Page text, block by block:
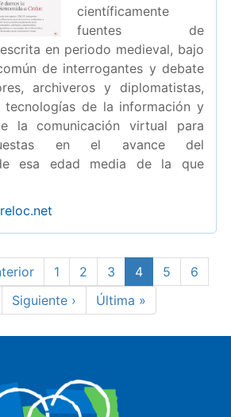
científicamente
fuentes de
en periodo medieval, bajo
de interrogantes y debate
archiveros y diplomatistas,
tecnologías de la información y
la comunicación virtual para
en el avance del
esa edad media de la que
Page
1 Page
2 Page
3
Página
actual
4 Page
5 Page
6
Siguiente
página
Siguiente ›
Última
página
Última »